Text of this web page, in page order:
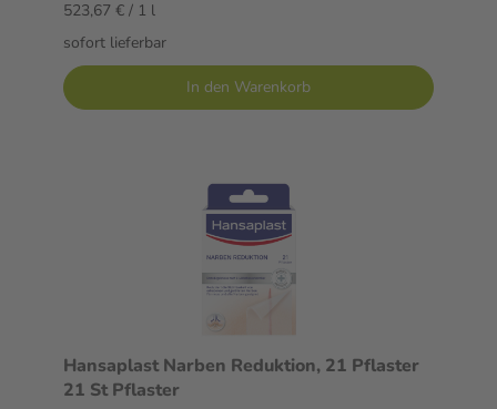
523,67 € / 1 l
sofort lieferbar
In den Warenkorb
Hansaplast Narben Reduktion, 21 Pflaster
21 St Pflaster